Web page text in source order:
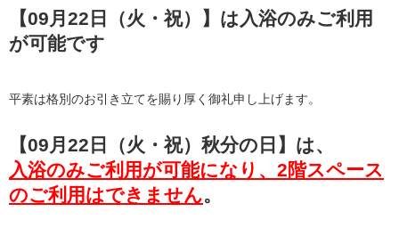
【09月22日（火・祝）】は入浴のみご利用
が可能です
平素は格別のお引き立てを賜り厚く御礼申し上げます。
【09月22日（火・祝）秋分の日】は、
入浴のみご利用が可能になり、2階スペース
のご利用はできません。